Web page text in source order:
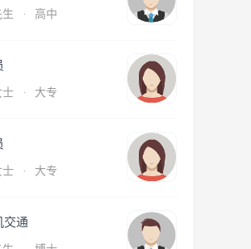
生 · 高中
士 · 大专
士 · 大专
交通